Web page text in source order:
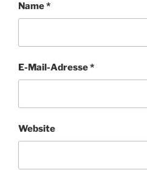
Name*
E-Mail-Adresse*
Website